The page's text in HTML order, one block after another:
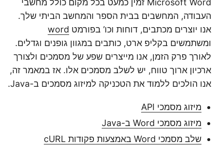
Microsoft Word זמין כמעט בכל מקום כולל מחשבי
העבודה, המחשבים בבית הספר והמחשב הביתי שלך.
אנו יוצרים מכתבים, דוחות וכו’ בפורמטword
ומשתמשים בקליפ ארט, כותבים במגוון גופנים וגדלים.
לאורך פרק הזמן, אנו מייצרים שפע של מסמכים ולצורך
ארכיון ארוך טווח, יש לשלב מסמכים אלו. אז במאמר זה,
אנו הולכים ללמוד את הטכניקה למיזוג מסמכים ב-Java.
מיזוג מסמכי API
מיזוג מסמכי Word ב-Java
שלב מסמכי Word באמצעות פקודות cURL